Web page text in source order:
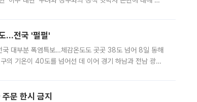
…전국 '펄펄'
대부분 폭염특보…체감온도도 곳곳 38도 넘어 8일 동해
의 기온이 40도를 넘어선 데 이어 경기 하남과 전남 광양
문 한시 금지